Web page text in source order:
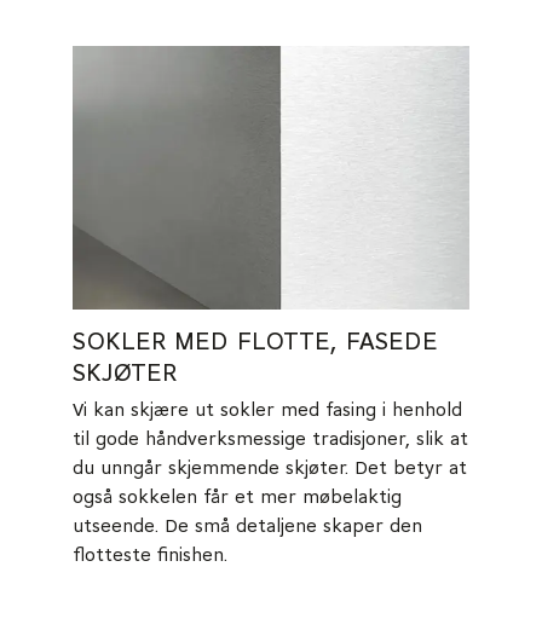
SOKLER MED FLOTTE, FASEDE
SKJØTER
Vi kan skjære ut sokler med fasing i henhold
til gode håndverksmessige tradisjoner, slik at
du unngår skjemmende skjøter. Det betyr at
også sokkelen får et mer møbelaktig
utseende. De små detaljene skaper den
flotteste finishen.